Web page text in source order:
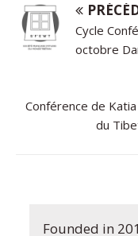
Cycle
octobre
Conférence de
du
Founded in